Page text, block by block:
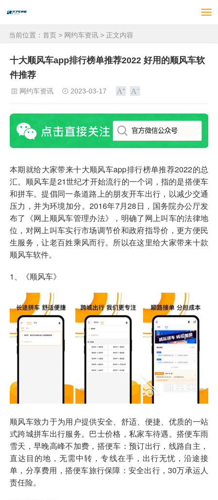
当前位置： 首页 > 网约车资讯 > 正文内容
十大顺风车app排行榜单推荐2022 好用的顺风车软
件推荐
网约车资讯 2023-03-17
本期就给大家带来十大顺风车app排行榜单推荐2022的总
汇。顺风车是21世纪才开始流行的一个词，指的是搭便车
和拼车。提倡同一条道路上的朋友开车出行，以减少交通
压力，并为环境加分。2016年7月28日，国务院办公厅发
布了《网上顺风车管理办法》，明确了网上叫车的法律地
位，对网上叫车实行市场调节价和政府指导价，更方便民
生服务，让老百姓乘风而行。所以在这里给大家带来十款
顺风车软件。
1、《顺风车》
顺风车致力于为用户提供安全、舒适、便捷、优质的一站
式跨城拼车出行服务。巴士价格，私家车待遇。搭便车雨
雪天，早晚高峰不加费，搭便车：预订出行，线路自主，
直达目的地，无需中转，专线在手，出行无忧，沿途接
单，分享费用，搭便车旅行保障：安全出行，30万承运人
责任险。